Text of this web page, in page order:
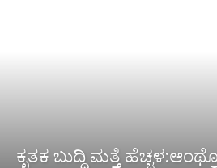
ಕೃತಕ ಬುದ್ಧಿ ಮತ್ತೆ